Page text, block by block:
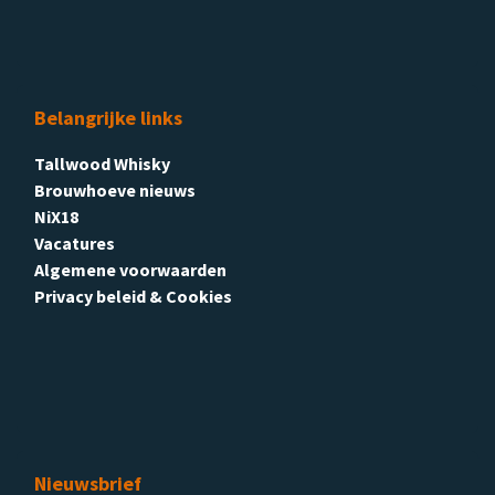
Belangrijke links
Tallwood Whisky
Brouwhoeve nieuws
NiX18
Vacatures
Algemene voorwaarden
Privacy beleid & Cookies
Nieuwsbrief